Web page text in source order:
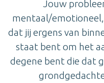
Jouw
mentaal/
dat jij ergens van
staat bent om het
degene bent die dat